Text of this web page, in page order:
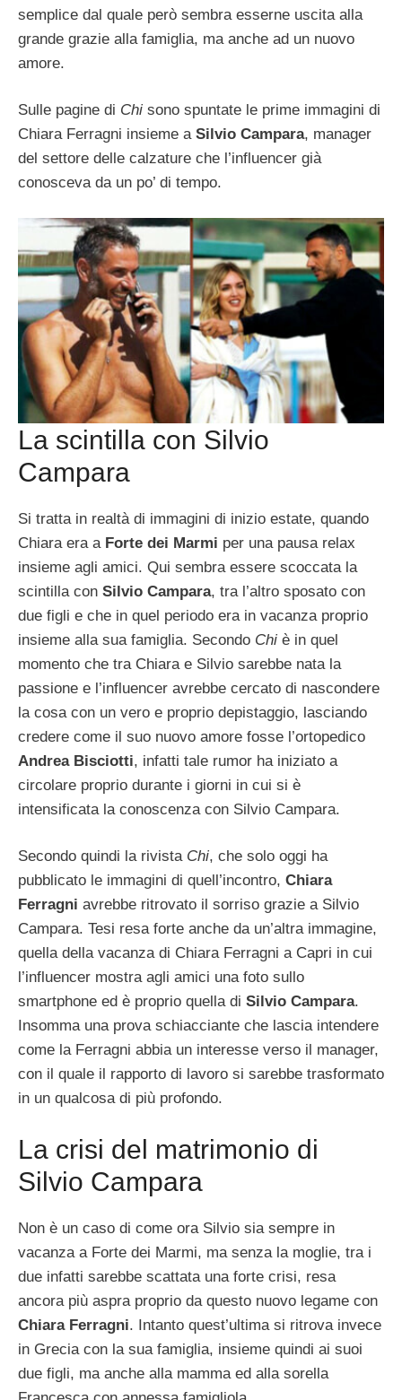
semplice dal quale però sembra esserne uscita alla
grande grazie alla famiglia, ma anche ad un nuovo
amore.
Sulle pagine di Chi sono spuntate le prime immagini di
Chiara Ferragni insieme a Silvio Campara, manager
del settore delle calzature che l’influencer già
conosceva da un po’ di tempo.
La scintilla con Silvio
Campara
Si tratta in realtà di immagini di inizio estate, quando
Chiara era a Forte dei Marmi per una pausa relax
insieme agli amici. Qui sembra essere scoccata la
scintilla con Silvio Campara, tra l’altro sposato con
due figli e che in quel periodo era in vacanza proprio
insieme alla sua famiglia. Secondo Chi è in quel
momento che tra Chiara e Silvio sarebbe nata la
passione e l’influencer avrebbe cercato di nascondere
la cosa con un vero e proprio depistaggio, lasciando
credere come il suo nuovo amore fosse l’ortopedico
Andrea Bisciotti, infatti tale rumor ha iniziato a
circolare proprio durante i giorni in cui si è
intensificata la conoscenza con Silvio Campara.
Secondo quindi la rivista Chi, che solo oggi ha
pubblicato le immagini di quell’incontro, Chiara
Ferragni avrebbe ritrovato il sorriso grazie a Silvio
Campara. Tesi resa forte anche da un’altra immagine,
quella della vacanza di Chiara Ferragni a Capri in cui
l’influencer mostra agli amici una foto sullo
smartphone ed è proprio quella di Silvio Campara.
Insomma una prova schiacciante che lascia intendere
come la Ferragni abbia un interesse verso il manager,
con il quale il rapporto di lavoro si sarebbe trasformato
in un qualcosa di più profondo.
La crisi del matrimonio di
Silvio Campara
Non è un caso di come ora Silvio sia sempre in
vacanza a Forte dei Marmi, ma senza la moglie, tra i
due infatti sarebbe scattata una forte crisi, resa
ancora più aspra proprio da questo nuovo legame con
Chiara Ferragni. Intanto quest’ultima si ritrova invece
in Grecia con la sua famiglia, insieme quindi ai suoi
due figli, ma anche alla mamma ed alla sorella